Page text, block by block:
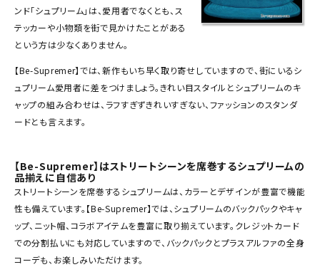
アクセサリー
COLLABORATION BRAND
SEASON
CONTENTS
ACCOUNT MENU
ようこそ ゲスト 様
meeting_room ログイン person 会員登録
Follow us
ンド「シュプリーム」は、愛用者でなくとも、ス
テッカーや小物類を街で見かけたことがある
という方は少なくありません。
【Be-Supremer】では、新作もいち早く取り寄せしていますので、街にいるシ
ュプリーム愛用者に差をつけましょう。きれい目スタイルとシュプリームのキ
ャップの組み合わせは、ラフすぎずきれいすぎない、ファッションのスタンダ
ードとも言えます。
【Be-Supremer】はストリートシーンを席巻するシュプリームの
品揃えに自信あり
ストリートシーンを席巻するシュプリームは、カラーとデザインが豊富で機能
性も備えています。【Be-Supremer】では、シュプリームのバックパックやキャ
ップ、ニット帽、コラボアイテムを豊富に取り揃えています。クレジットカード
での分割払いにも対応していますので、バックパックとプラスアルファの全身
コーデも、お楽しみいただけます。